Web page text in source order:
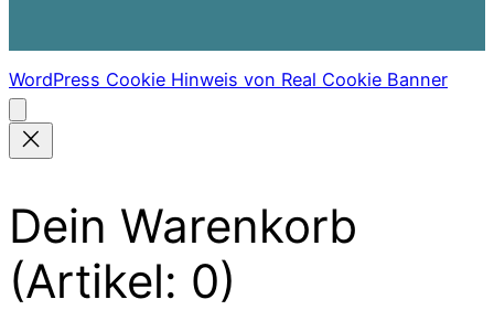
WordPress Cookie Hinweis von Real Cookie Banner
Dein Warenkorb
(Artikel: 0)